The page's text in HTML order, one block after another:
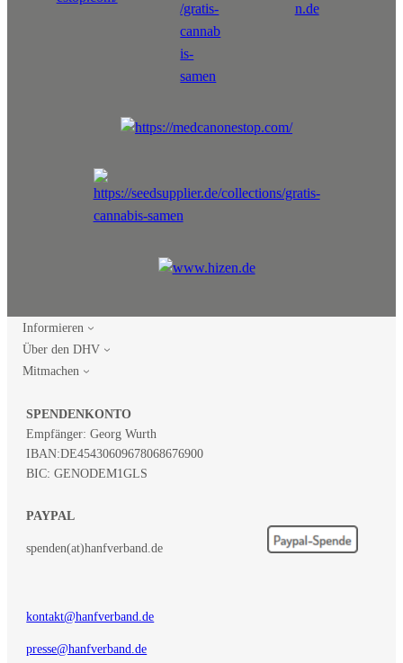
Informieren
Über den DHV
Mitmachen
SPENDENKONTO
Empfänger: Georg Wurth
IBAN:DE45430609678068676900
BIC: GENODEM1GLS
PAYPAL
spenden(at)hanfverband.de
kontakt@hanfverband.de
presse@hanfverband.de